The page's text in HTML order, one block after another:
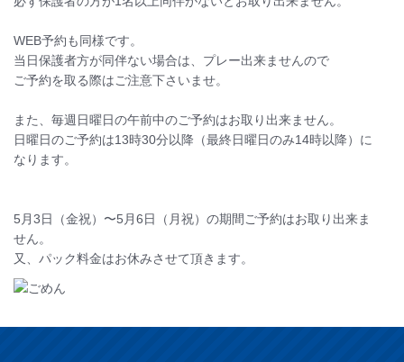
WEB予約も同様です。
当日保護者方が同伴ない場合は、プレー出来ませんので
ご予約を取る際はご注意下さいませ。
また、毎週日曜日の午前中のご予約はお取り出来ません。
日曜日のご予約は13時30分以降（最終日曜日のみ14時以降）に
なります。
5月3日（金祝）〜5月6日（月祝）の期間ご予約はお取り出来ま
せん。
又、パック料金はお休みさせて頂きます。